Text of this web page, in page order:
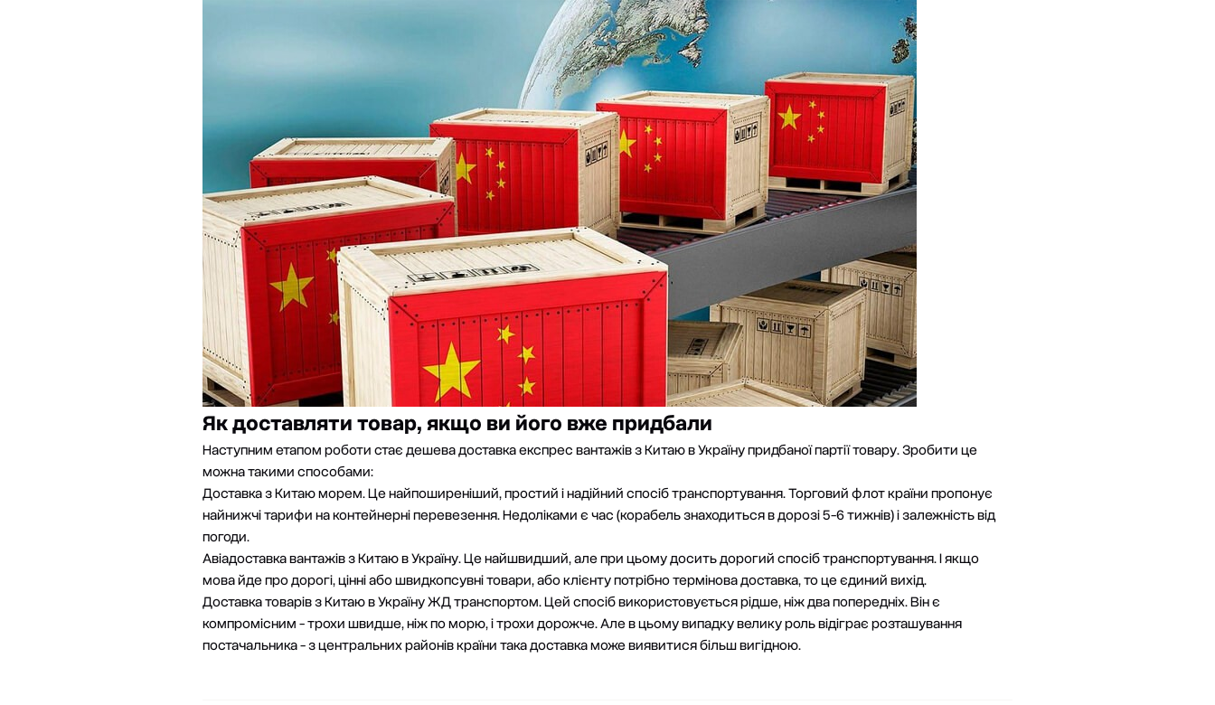
Як доставляти товар, якщо ви його вже придбали
Наступним етапом роботи стаєдешева доставка експрес вантажів з Китаю в Українупридбаної партії товару. Зробити це
можна такими способами:
Доставка з Китаю морем. Це найпоширеніший, простий і надійний спосіб транспортування. Торговий флот країни пропонує
найнижчі тарифи на контейнерні перевезення. Недоліками є час (корабель знаходиться в дорозі 5-6 тижнів) і залежність від
погоди.
Авіадоставка вантажів з Китаю в Україну. Це найшвидший, але при цьому досить дорогий спосіб транспортування. І якщо
мова йде про дорогі, цінні або швидкопсувні товари, або клієнту потрібно термінова доставка, то це єдиний вихід.
Доставка товарів з Китаю в Україну ЖД транспортом. Цей спосіб використовується рідше, ніж два попередніх. Він є
компромісним - трохи швидше, ніж по морю, і трохи дорожче. Але в цьому випадку велику роль відіграє розташування
постачальника - з центральних районів країни така доставка може виявитися більш вигідною.